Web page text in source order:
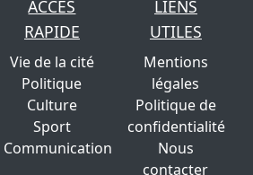
ACCÈS
RAPIDE
Vie de la cité
Politique
Culture
Sport
Communication
LIENS
UTILES
Mentions
légales
Politique de
confidentialité
Nous
contacter